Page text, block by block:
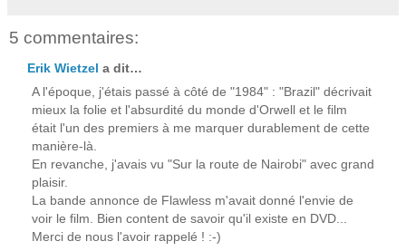
5 commentaires:
Erik Wietzel a dit…
A l'époque, j'étais passé à côté de "1984" : "Brazil" décrivait
mieux la folie et l'absurdité du monde d'Orwell et le film
était l'un des premiers à me marquer durablement de cette
manière-là.
En revanche, j'avais vu "Sur la route de Nairobi" avec grand
plaisir.
La bande annonce de Flawless m'avait donné l'envie de
voir le film. Bien content de savoir qu'il existe en DVD...
Merci de nous l'avoir rappelé ! :-)